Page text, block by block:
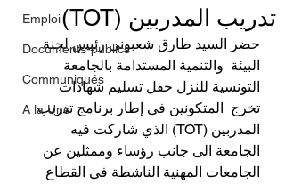
Emploi
Documents-publics
Communiqués
A la Une
تدريب المدربين (TOT)
حضر السيد طارق شعبوني رئيس لجنة
البيئة  والتنمية المستدامة بالجامعة
التونسية للنزل حفل تسليم شهادات
تخرج  المتكونين في إطار برنامج تدريب
المدربين (TOT) الذي شاركت فيه
الجامعة الى جانب رؤساء وممثلين عن
الجامعات المهنية الناشطة في القطاع